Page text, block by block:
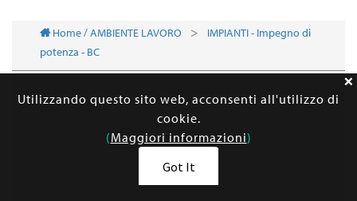
Home / AMBIENTE LAVORO
IMPIANTI - Impegno di
potenza - BC
Utilizzando questo sito web, acconsenti all'utilizzo di
cookie.
(Maggiori informazioni)
Got It